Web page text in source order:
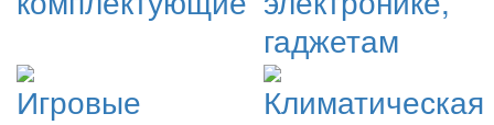
гаджетам
Игровые
Климатическая